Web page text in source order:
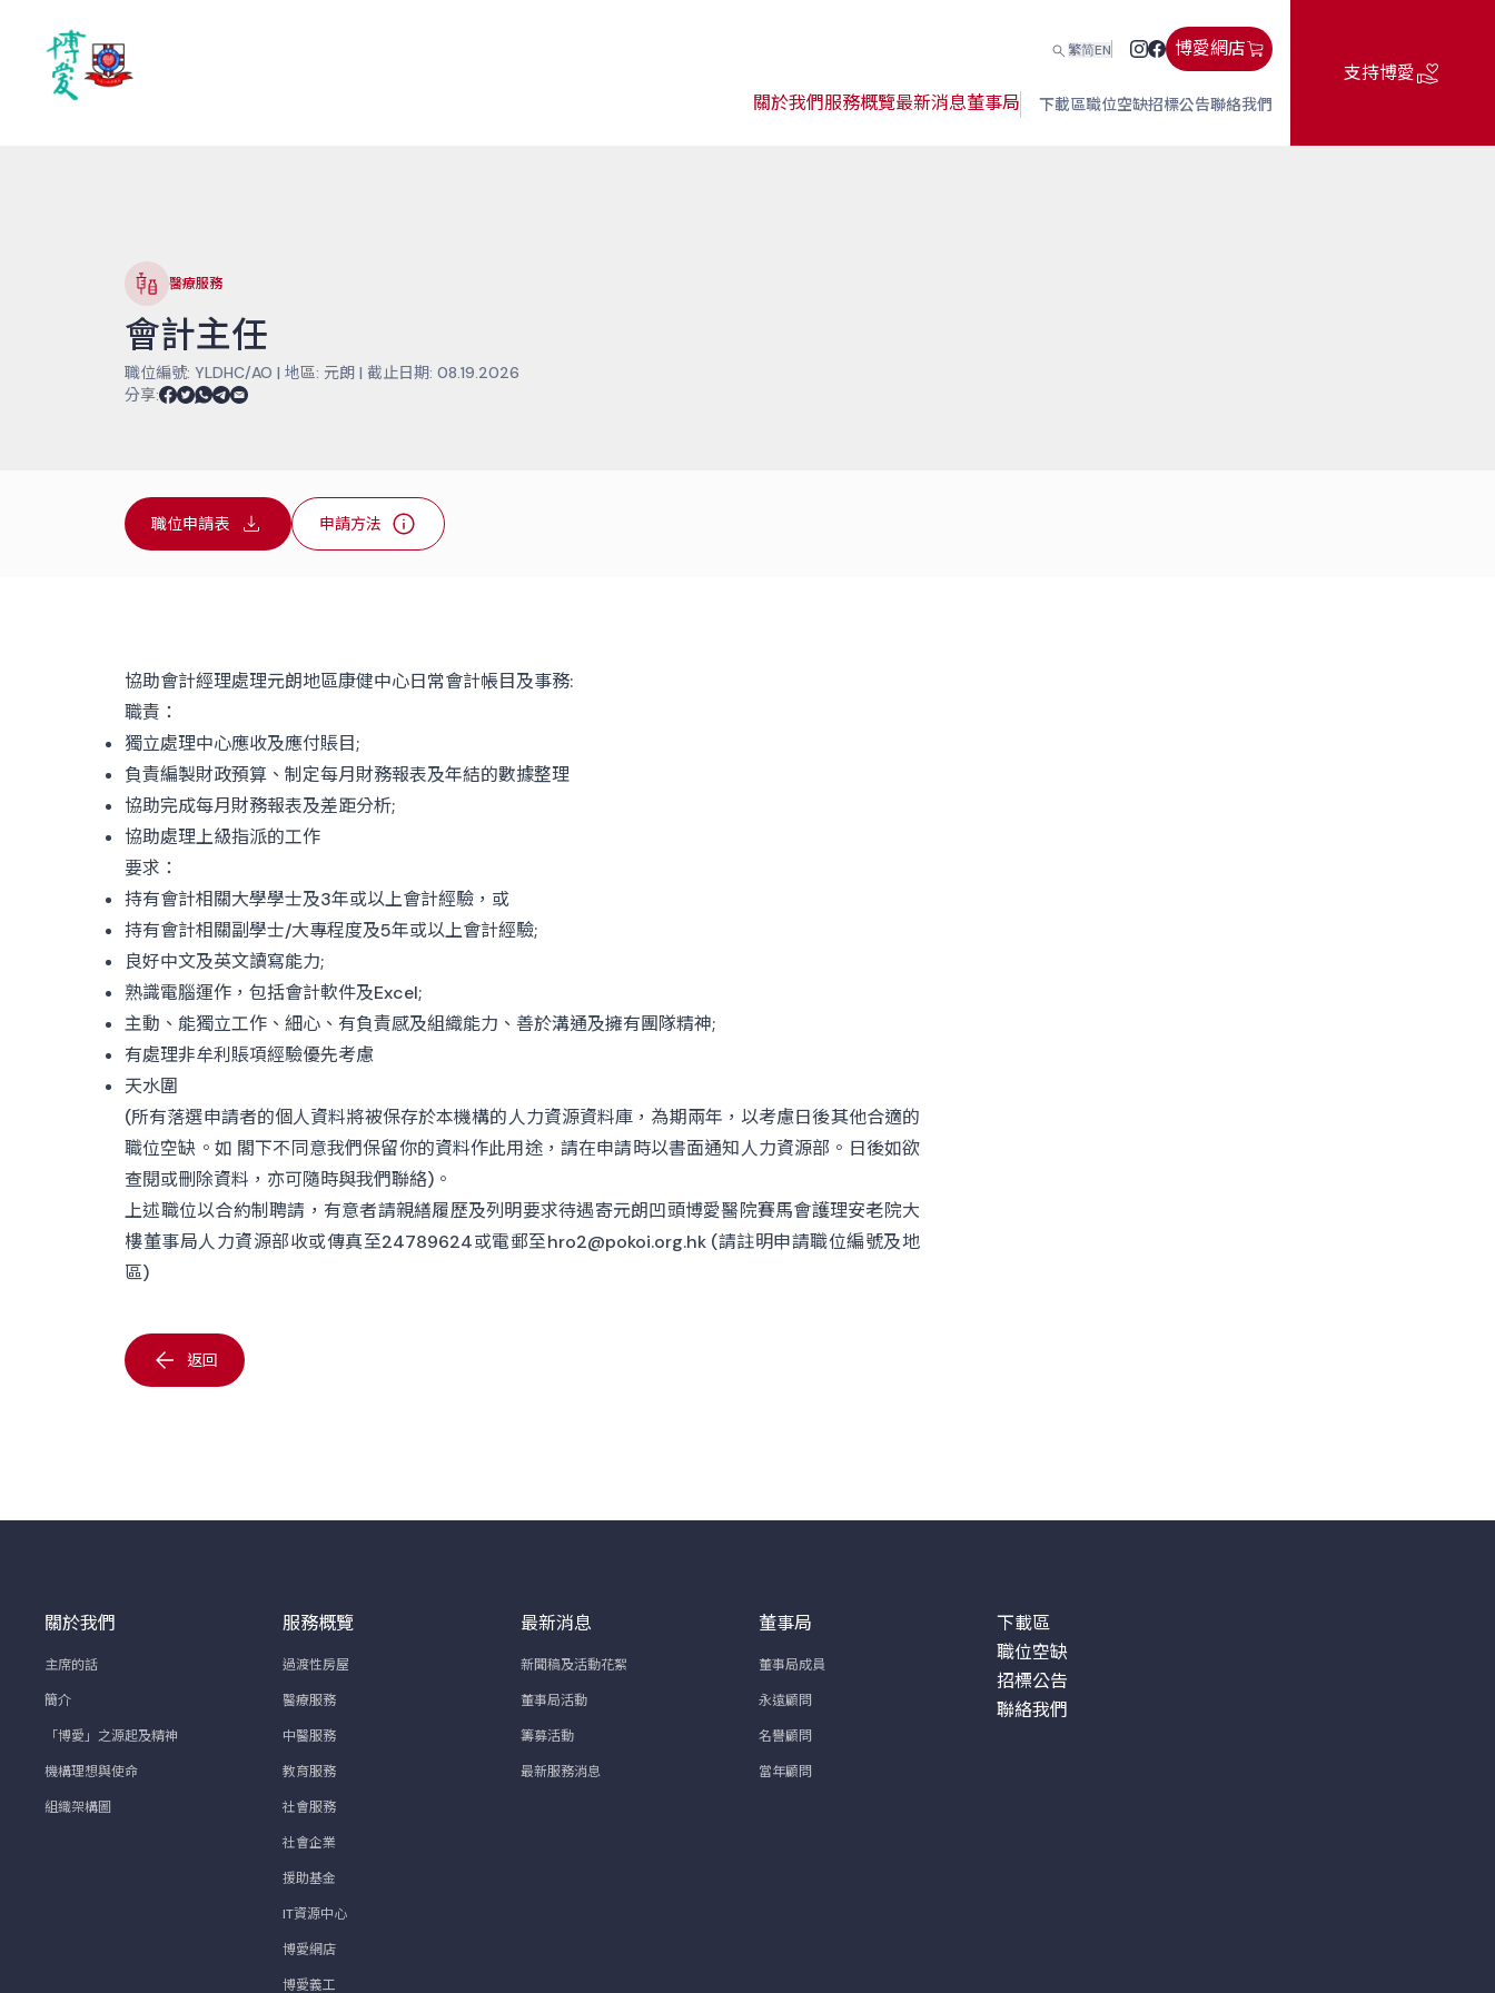
繁简EN 博愛網店
關於我們服務概覽最新消息董事局 下載區職位空缺招標公告聯絡我們
支持博愛
醫療服務
會計主任
職位編號: YLDHC/AO | 地區: 元朗 | 截止日期: 08.19.2026
分享:
職位申請表 申請方法
協助會計經理處理元朗地區康健中心日常會計帳目及事務:
職責：
獨立處理中心應收及應付賬目;
負責編製財政預算、制定每月財務報表及年結的數據整理
協助完成每月財務報表及差距分析;
協助處理上級指派的工作
要求：
持有會計相關大學學士及3年或以上會計經驗，或
持有會計相關副學士/大專程度及5年或以上會計經驗;
良好中文及英文讀寫能力;
熟識電腦運作，包括會計軟件及Excel;
主動、能獨立工作、細心、有負責感及組織能力、善於溝通及擁有團隊精神;
有處理非牟利賬項經驗優先考慮
天水圍
(所有落選申請者的個人資料將被保存於本機構的人力資源資料庫，為期兩年，以考慮日後其他合適的
職位空缺。如 閣下不同意我們保留你的資料作此用途，請在申請時以書面通知人力資源部。日後如欲
查閱或刪除資料，亦可隨時與我們聯絡)。
上述職位以合約制聘請，有意者請親繕履歷及列明要求待遇寄元朗凹頭博愛醫院賽馬會護理安老院大
樓董事局人力資源部收或傳真至24789624或電郵至hro2@pokoi.org.hk(請註明申請職位編號及地
區)
返回
關於我們
主席的話
簡介
「博愛」之源起及精神
機構理想與使命
組織架構圖
服務概覽
過渡性房屋
醫療服務
中醫服務
教育服務
社會服務
社會企業
援助基金
IT資源中心
博愛網店
博愛義工
最新消息
新聞稿及活動花絮
董事局活動
籌募活動
最新服務消息
董事局
董事局成員
永遠顧問
名譽顧問
當年顧問
下載區
職位空缺
招標公告
聯絡我們